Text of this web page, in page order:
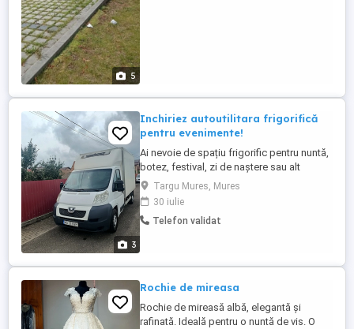
5
3
Inchiriez autoutilitara frigorifică
pentru evenimente!
Ai nevoie de spațiu frigorific pentru nuntă,
botez, festival, zi de naștere sau alt
eveniment? Temperatură reglabilă
Funcționează staționar la priză de 220 V
Ideală pentru băuturi, prăjituri, torturi și alte
produse perisabile Închiriere pe termen
Targu Mures, Mures
30 iulie
Telefon validat
Rochie de mireasa
Rochie de mireasă albă, elegantă și
rafinată. Ideală pentru o nuntă de vis. O